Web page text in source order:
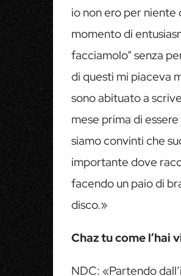
io non ero per niente
momento di
facciamolo” senza
di questi mi piaceva
sono abituato a
mese prima di
siamo convinti che
importante dove
facendo un paio di
disco.»
Chaz tu come l’hai
NDC: «Partendo